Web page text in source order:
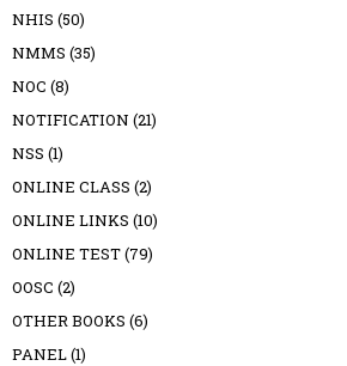
NHIS (50)
NMMS (35)
NOC (8)
NOTIFICATION (21)
NSS (1)
ONLINE CLASS (2)
ONLINE LINKS (10)
ONLINE TEST(79)
OOSC (2)
OTHER BOOKS (6)
PANEL(1)